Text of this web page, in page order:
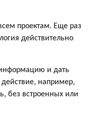
проектам. Еще раз
действительно
и дать
например,
без встроенных или